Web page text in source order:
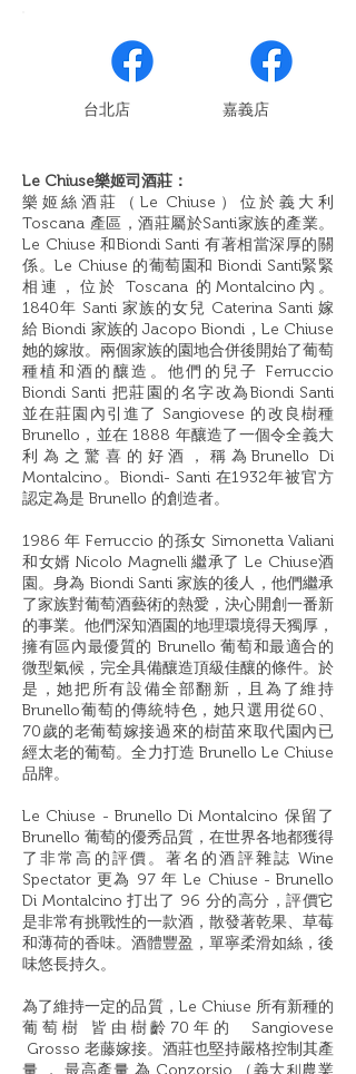
​台北店 嘉義店
Le Chiuse樂姬司酒莊：
樂姬絲酒莊（Le Chiuse）位於義大利
Toscana 產區，酒莊屬於Santi家族的產業。
Le Chiuse 和Biondi Santi 有著相當深厚的關
係。Le Chiuse 的葡萄園和 Biondi Santi緊緊
相連，位於 Toscana 的Montalcino內。
1840年 Santi 家族的女兒 Caterina Santi 嫁
給 Biondi 家族的 Jacopo Biondi，Le Chiuse
她的嫁妝。兩個家族的園地合併後開始了葡萄
種植和酒的釀造。他們的兒子 Ferruccio
Biondi Santi 把莊園的名字改為Biondi Santi
並在莊園內引進了 Sangiovese 的改良樹種
Brunello，並在 1888 年釀造了一個令全義大
利為之驚喜的好酒，稱為Brunello Di
Montalcino。Biondi- Santi 在1932年被官方
認定為是 Brunello 的創造者。
1986 年 Ferruccio 的孫女 Simonetta Valiani
和女婿 Nicolo Magnelli 繼承了 Le Chiuse酒
園。身為 Biondi Santi 家族的後人，他們繼承
了家族對葡萄酒藝術的熱愛，決心開創一番新
的事業。他們深知酒園的地理環境得天獨厚，
擁有區內最優質的 Brunello 葡萄和最適合的
微型氣候，完全具備釀造頂級佳釀的條件。於
是，她把所有設備全部翻新，且為了維持
Brunello葡萄的傳統特色，她只選用從60、
70歲的老葡萄嫁接過來的樹苗來取代園內已
經太老的葡萄。全力打造 Brunello Le Chiuse
品牌。
Le Chiuse - Brunello Di Montalcino 保留了
Brunello 葡萄的優秀品質，在世界各地都獲得
了非常高的評價。著名的酒評雜誌 Wine
Spectator 更為 97 年 Le Chiuse - Brunello
Di Montalcino 打出了 96 分的高分，評價它
是非常有挑戰性的一款酒，散發著乾果、草莓
和薄荷的香味。酒體豐盈，單寧柔滑如絲，後
味悠長持久。
為了維持一定的品質， Le Chiuse 所有新種的
葡萄樹 皆由樹齡 70 年的 Sangiovese
Grosso 老藤嫁接。酒莊也堅持嚴格控制其產
量 ， 最高產量 為 Conzorsio （義大利農業